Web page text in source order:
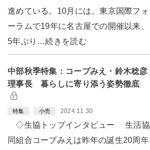
進めている。10月には、東京国際フォ
ーラムで19年に名古屋での開催以来、
5年ぶり…続きを読む
中部秋季特集：コープみえ・鈴木稔彦
理事長 暮らしに寄り添う姿勢徹底
特集 小売 2024.11.30
◇生協トップインタビュー 生活協
同組合コープみえは昨年の誕生20周年